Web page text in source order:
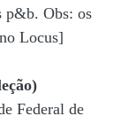
p&b. Obs: os
Locus]
Federal de